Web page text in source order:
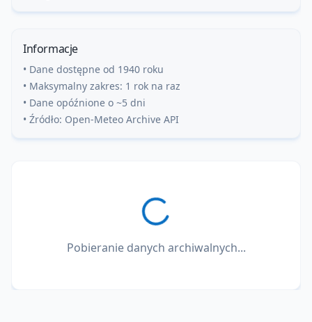
Informacje
• Dane dostępne od 1940 roku
• Maksymalny zakres: 1 rok na raz
• Dane opóźnione o ~5 dni
• Źródło: Open-Meteo Archive API
Pobieranie danych archiwalnych...